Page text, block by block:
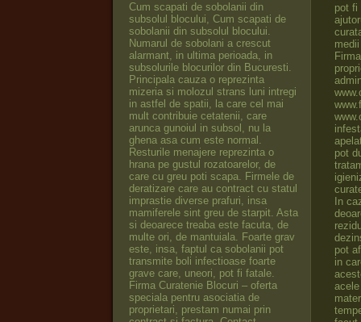
Cum scapati de sobolanii din
subsolul blocului, Cum scapati de
sobolanii din subsolul blocului.
Numarul de sobolani a crescut
alarmant, in ultima perioada, in
subsolurile blocurilor din Bucuresti.
Principala cauza o reprezinta
mizeria si molozul strans luni intregi
in astfel de spatii, la care cel mai
mult contribuie cetatenii, care
arunca gunoiul in subsol, nu la
ghena asa cum este normal.
Resturile menajere reprezinta o
hrana pe gustul rozatoarelor, de
care cu greu poti scapa. Firmele de
deratizare care au contract cu statul
imprastie diverse prafuri, insa
mamiferele sint greu de starpit. Asta
si deoarece treaba este facuta, de
multe ori, de mantuiala. Foarte grav
este, insa, faptul ca sobolanii pot
transmite boli infectioase foarte
grave care, uneori, pot fi fatale.
Firma Curatenie Blocuri – oferta
speciala pentru asociatia de
proprietari, prestam numai prin